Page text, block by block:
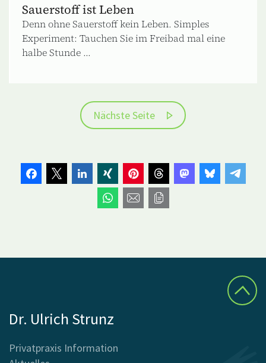
Sauerstoff ist Leben
Denn ohne Sauerstoff kein Leben. Simples
Experiment: Tauchen Sie im Freibad mal eine
halbe Stunde ...
Nächste Seite
Dr. Ulrich Strunz
Privatpraxis Information